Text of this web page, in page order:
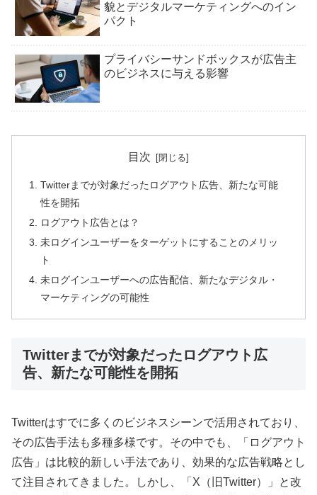
貌とデジタルマーケティングへのイン
パクト
プライバシーサンドボックスが広告主
のビジネスに与える影響
目次
Twitterまでが対象だったログアウト広告、新たな可能
性を開拓
ログアウト広告とは？
未ログインユーザーをターゲットにすることのメリッ
ト
未ログインユーザーへの広告配信、新たなデジタル・
マーケティングの可能性
Twitterまでが対象だったログアウト広
告、新たな可能性を開拓
Twitterはすでに多くのビジネスシーンで活用されており、
その広告手法も多種多様です。その中でも、「ログアウト
広告」は比較的新しい手法であり、効果的な広告戦略とし
て注目されてきました。しかし、「X（旧Twitter）」と改